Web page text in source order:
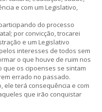
e com um Legislativo,
do processo
por convicção, trocarei
e um Legislativo
interesses de todos sem
o que houve de ruim nos
que os cipoenses se sintam
errado no passado.
ele terá consequência e com
que irão conquistar